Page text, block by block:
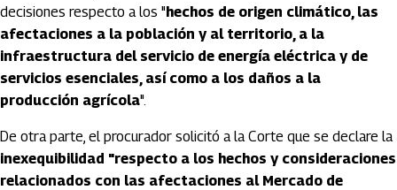
decisiones respecto a los "hechos de origen climático, las
afectaciones a la población y al territorio, a la
infraestructura del servicio de energía eléctrica y de
servicios esenciales, así como a los daños a la
producción agrícola".
De otra parte, el procurador solicitó a la Corte que se declare la
inexequibilidad "respecto a los hechos y consideraciones
relacionados con las afectaciones al Mercado de